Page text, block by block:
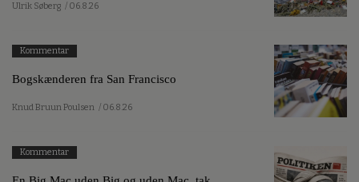
Ulrik Søberg / 06.8.26
Kommentar
Bogskænderen fra San Francisco
Knud Bruun Poulsen / 06.8.26
Kommentar